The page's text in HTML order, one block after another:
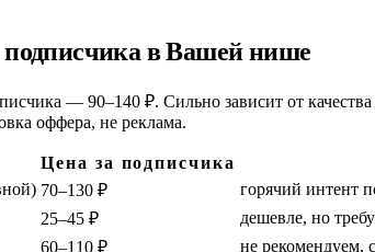
подписчика в Вашей нише
— 90–140 ₽. Сильно зависит от
оффера, не реклама.
Цена за подписчика
70–130 ₽
горячий интент
25–45 ₽
дешевле, но
60–110 ₽ не рекомендуем,